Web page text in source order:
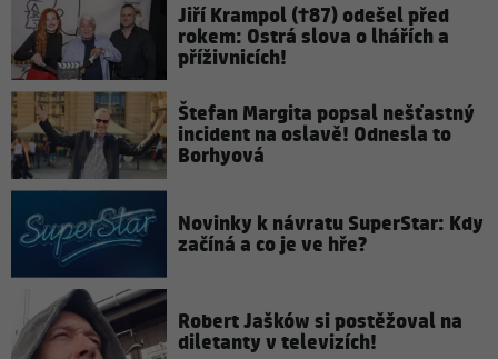
Jiří Krampol (†87) odešel před
rokem: Ostrá slova o lhářích a
příživnicích!
Štefan Margita popsal nešťastný
incident na oslavě! Odnesla to
Borhyová
Novinky k návratu SuperStar: Kdy
začíná a co je ve hře?
Robert Jašków si postěžoval na
diletanty v televizích!